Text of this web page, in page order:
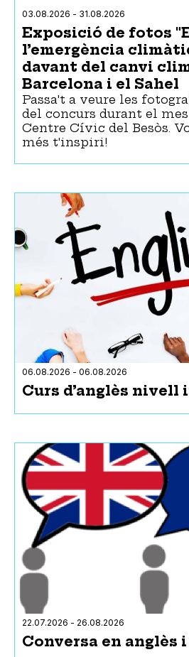
03.08.2026 - 31.08.2026
Exposició de fotos
l’emergència
davant del canvi
Barcelona i el Sahel
Passa't a veure les
del concurs durant el
Centre Cívic del Besòs.
més t'inspiri!
06.08.2026 - 06.08.2026
Curs d’anglès nivell
22.07.2026 - 26.08.2026
Conversa en anglès